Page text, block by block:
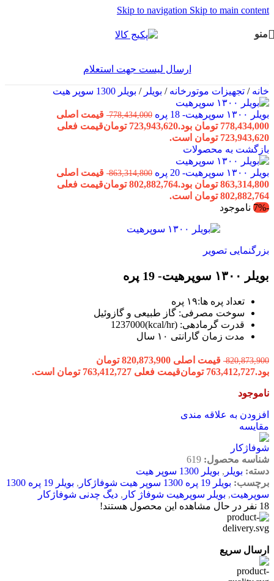
Skip to navigation Skip to main content
منو
ارسال لیست جهت استعلام
خانه/ تجهیزات موتورخانه/ بویلر/ بویلر 1300 سوپر هیت
بویلر ۱۳۰۰ سوپرهیت- 18 پره 778,434,000 قیمت اصلی
778,434,000 تومان بود.
723,943,620 تومانقیمت فعلی
723,943,620 تومان است.
بازگشت به محصولات
بویلر ۱۳۰۰ سوپرهیت- 20 پره 863,314,800 قیمت اصلی
863,314,800 تومان بود.
802,882,764 تومانقیمت فعلی
802,882,764 تومان است.
-7%
ناموجود
بزرگنمایی تصویر
بویلر ۱۳۰۰ سوپرهیت- 19 پره
تعداد پره ها:۱۹ پره
سوخت مصرفی: گاز طبیعی و گازوئیل
قدرت گرمادهی: (kcal/hr)1237000
مدت زمان گارانتی ۱۰ سال
820,873,900
قیمت اصلی 820,873,900 تومان
بود.763,412,727 تومانقیمت فعلی 763,412,727 تومان است.
ناموجود
افزودن به علاقه مندی
مقایسه
شناسه محصول: 619
دسته: بویلر , بویلر 1300 سوپر هیت
برچسب: بویلر 19 پره 1300 سوپر هیت شوفاژکار ,
بویلر 19 پره 1300
سوپرهیت, بویلر سوپرهیت شوفاژ کار , دیگ چدنی شوفاژکار
18 نفر در حال مشاهده این محصول هستند!
ارسال سریع